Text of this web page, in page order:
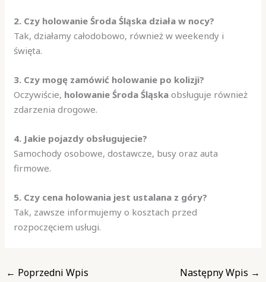
2. Czy holowanie Środa Śląska działa w nocy?
Tak, działamy całodobowo, również w weekendy i
święta.
3. Czy mogę zamówić holowanie po kolizji?
Oczywiście, holowanie Środa Śląska obsługuje również
zdarzenia drogowe.
4. Jakie pojazdy obsługujecie?
Samochody osobowe, dostawcze, busy oraz auta
firmowe.
5. Czy cena holowania jest ustalana z góry?
Tak, zawsze informujemy o kosztach przed
rozpoczęciem usługi.
← Poprzedni Wpis Następny Wpis →